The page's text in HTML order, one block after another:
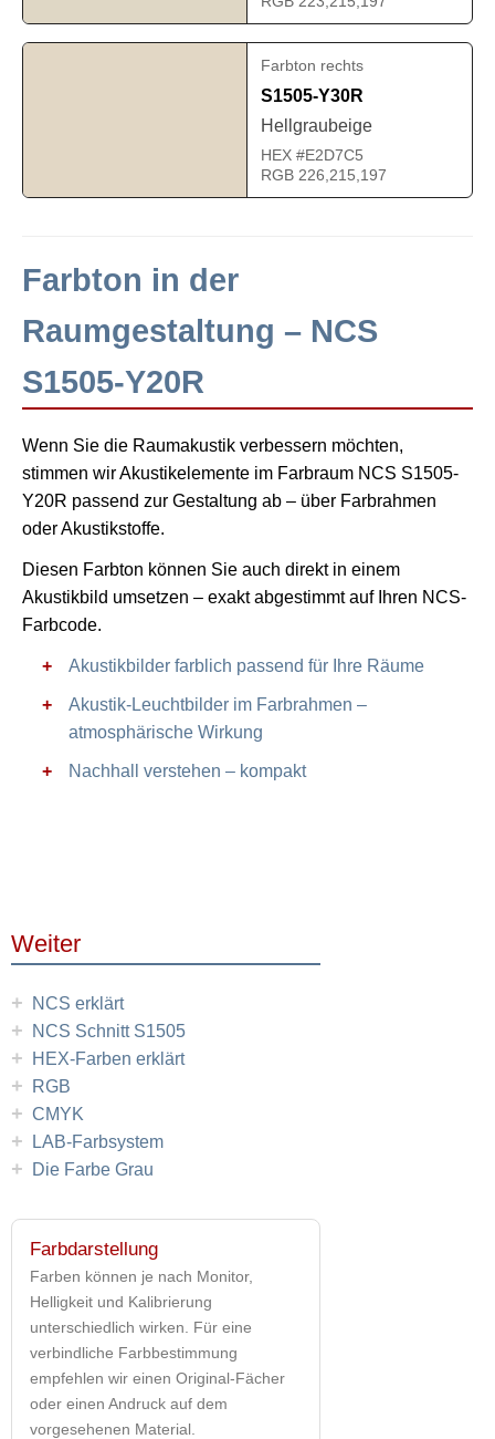
Farbton rechts
S1505-Y30R
Hellgraubeige
HEX #E2D7C5
RGB 226,215,197
Farbton in der
Raumgestaltung – NCS
S1505-Y20R
Wenn Sie die Raumakustik verbessern möchten,
stimmen wir Akustikelemente im Farbraum NCS S1505-
Y20R passend zur Gestaltung ab – über Farbrahmen
oder Akustikstoffe.
Diesen Farbton können Sie auch direkt in einem
Akustikbild umsetzen – exakt abgestimmt auf Ihren NCS-
Farbcode.
Akustikbilder farblich passend für Ihre Räume
Akustik-Leuchtbilder im Farbrahmen –
atmosphärische Wirkung
Nachhall verstehen – kompakt
Weiter
+ NCS erklärt
+ NCS Schnitt S1505
+ HEX-Farben erklärt
+ RGB
+ CMYK
+ LAB-Farbsystem
+ Die Farbe Grau
Farbdarstellung
Farben können je nach Monitor,
Helligkeit und Kalibrierung
unterschiedlich wirken. Für eine
verbindliche Farbbestimmung
empfehlen wir einen Original-Fächer
oder einen Andruck auf dem
vorgesehenen Material.